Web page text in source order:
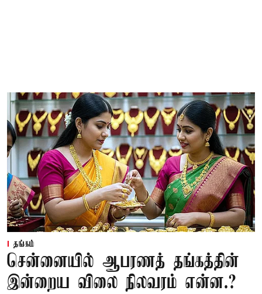
தங்கம்
சென்னையில் ஆபரணத் தங்கத்தின்
இன்றைய விலை நிலவரம் என்ன.?